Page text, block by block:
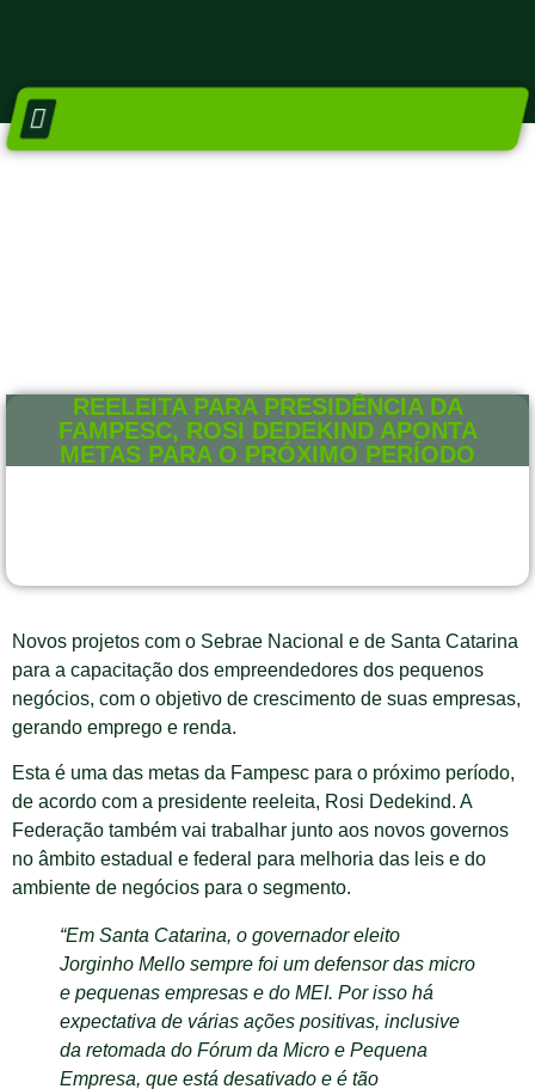
REELEITA PARA PRESIDÊNCIA DA
FAMPESC, ROSI DEDEKIND APONTA
METAS PARA O PRÓXIMO PERÍODO
Novos projetos com o Sebrae Nacional e de Santa Catarina
para a capacitação dos empreendedores dos pequenos
negócios, com o objetivo de crescimento de suas empresas,
gerando emprego e renda.
Esta é uma das metas da Fampesc para o próximo período,
de acordo com a presidente reeleita, Rosi Dedekind. A
Federação também vai trabalhar junto aos novos governos
no âmbito estadual e federal para melhoria das leis e do
ambiente de negócios para o segmento.
“Em Santa Catarina, o governador eleito
Jorginho Mello sempre foi um defensor das micro
e pequenas empresas e do MEI. Por isso há
expectativa de várias ações positivas, inclusive
da retomada do Fórum da Micro e Pequena
Empresa, que está desativado e é tão